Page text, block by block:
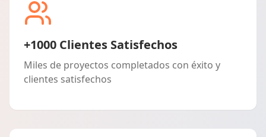
+1000 Clientes Satisfechos
Miles de proyectos completados con éxito y
clientes satisfechos